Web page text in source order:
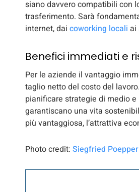
siano davvero compatibili con
trasferimento. Sarà
internet, dai coworking locali ai
Benefici immediati e
Per le aziende il vantaggio
taglio netto del costo del
pianificare strategie di medio
garantiscano una vita
più vantaggiosa, l’attrattiva
Photo credit: Siegfried